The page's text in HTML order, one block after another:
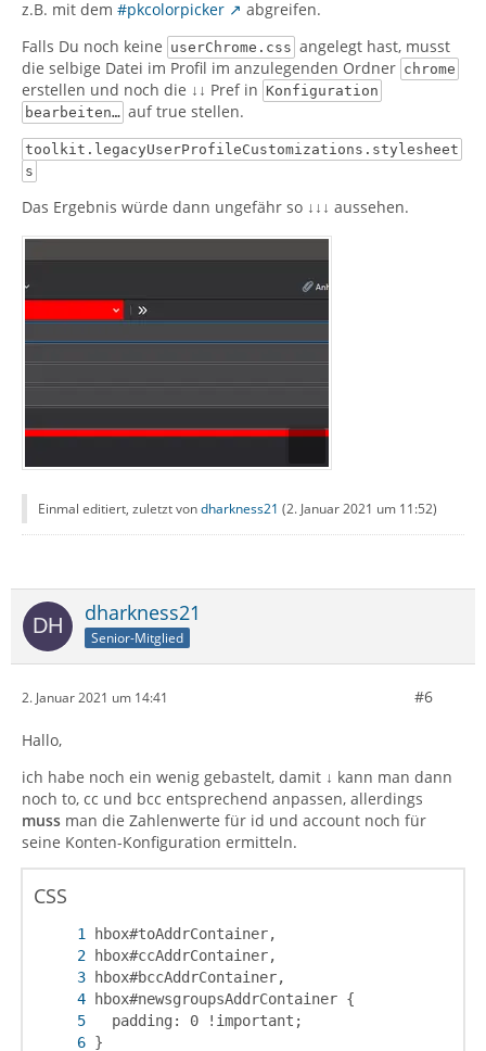
z.B. mit dem #pkcolorpicker
abgreifen.
Falls Du noch keine userChrome.css angelegt hast, musst
die selbige Datei im Profil im anzulegenden Ordner chrome
erstellen und noch die ↓↓ Pref in Konfiguration
bearbeiten… auf true stellen.
toolkit.legacyUserProfileCustomizations.stylesheet
s
Das Ergebnis würde dann ungefähr so ↓↓↓ aussehen.
Einmal editiert, zuletzt vondharkness21 (2. Januar 2021 um 11:52)
dharkness21
Senior-Mitglied
2. Januar 2021 um 14:41 #6
Hallo,
ich habe noch ein wenig gebastelt, damit ↓ kann man dann
noch to, cc und bcc entsprechend anpassen, allerdings
muss man die Zahlenwerte für id und account noch für
seine Konten-Konfiguration ermitteln.
CSS